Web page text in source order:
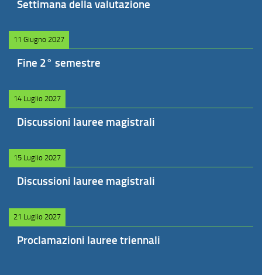
Settimana della valutazione
11 Giugno 2027
Fine 2° semestre
14 Luglio 2027
Discussioni lauree magistrali
15 Luglio 2027
Discussioni lauree magistrali
21 Luglio 2027
Proclamazioni lauree triennali